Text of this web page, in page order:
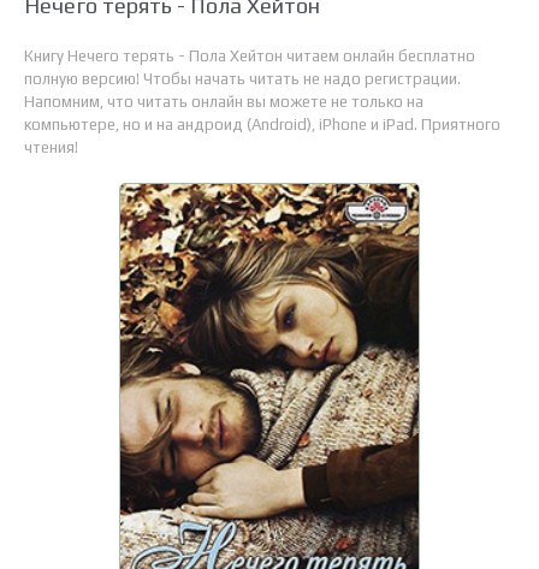
Нечего терять - Пола Хейтон
Книгу Нечего терять - Пола Хейтон читаем онлайн бесплатно
полную версию! Чтобы начать читать не надо регистрации.
Напомним, что читать онлайн вы можете не только на
компьютере, но и на андроид (Android), iPhone и iPad. Приятного
чтения!